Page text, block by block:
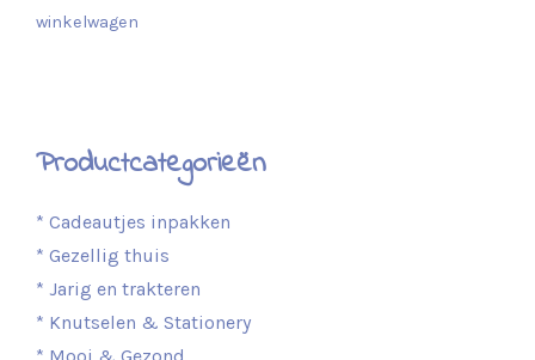
winkelwagen
Productcategorieën
* Cadeautjes inpakken
* Gezellig thuis
* Jarig en trakteren
* Knutselen & Stationery